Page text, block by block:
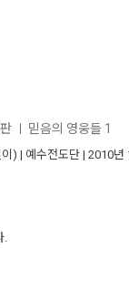
믿음의 영웅들 1
) | 예수전도단 | 2010년
.